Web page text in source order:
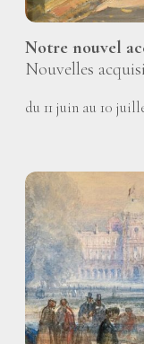
Notre nouvel
Nouvelles
du 11 juin au 10